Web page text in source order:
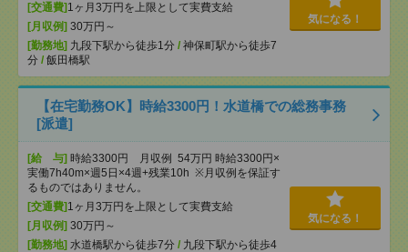
[交通費] 1ヶ月3万円を上限として実費支給
[月収例] 30万円～
[勤務地] 九段下駅から徒歩1分 / 神保町駅から徒歩7
分 / 飯田橋駅
気になる！
【在宅勤務OK】時給3300円！水道橋での総務事務
[派遣]
[給 与] 時給3300円 月収例 54万円 時給3300円×
実働7h40m×週5日×4週+残業10h ※月収例を保証す
るものではありません。
[交通費] 1ヶ月3万円を上限として実費支給
[月収例] 30万円～
[勤務地] 水道橋駅から徒歩7分 / 九段下駅から徒歩4
気になる！